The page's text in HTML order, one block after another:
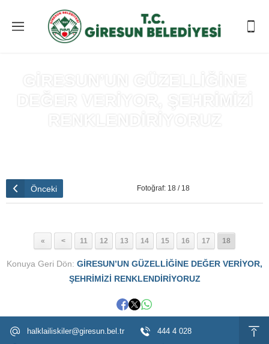
GİRESUN’UN GÜZELLİĞİNE
DEĞER VERİYOR, ŞEHRİMİZİ
RENKLENDİRİYORUZ
Önceki Fotoğraf: 18 / 18
« < 11 12 13 14 15 16 17 18
Konuya Geri Dön: GİRESUN’UN GÜZELLİĞİNE DEĞER VERİYOR,
ŞEHRİMİZİ RENKLENDİRİYORUZ
halklailiskiler@giresun.bel.tr
444 4 028